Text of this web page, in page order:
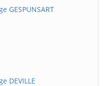
GESPUNSART
DEVILLE